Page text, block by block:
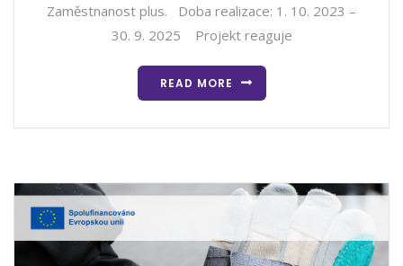
Zaměstnanost plus. Doba realizace: 1. 10. 2023 –
30. 9. 2025 Projekt reaguje
READ MORE